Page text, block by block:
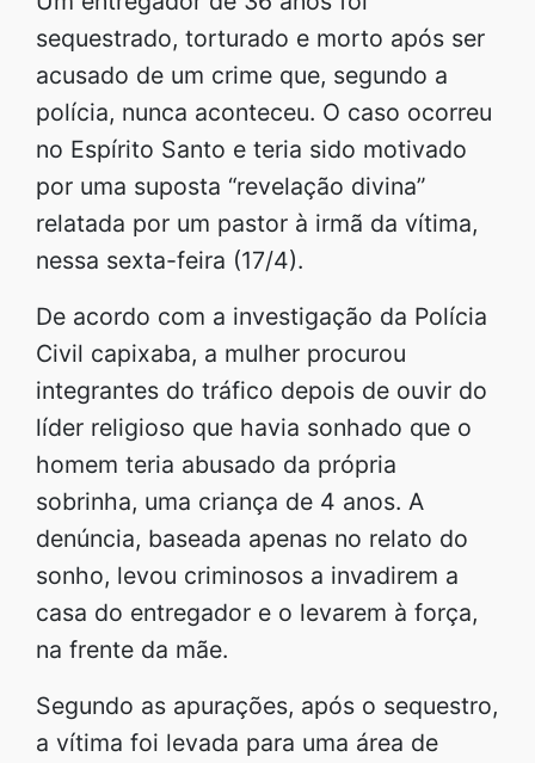
sequestrado, torturado e morto após ser
acusado de um crime que, segundo a
polícia, nunca aconteceu. O caso ocorreu
no Espírito Santo e teria sido motivado
por uma suposta “revelação divina”
relatada por um pastor à irmã da vítima,
nessa sexta-feira (17/4).
De acordo com a investigação da Polícia
Civil capixaba, a mulher procurou
integrantes do tráfico depois de ouvir do
líder religioso que havia sonhado que o
homem teria abusado da própria
sobrinha, uma criança de 4 anos. A
denúncia, baseada apenas no relato do
sonho, levou criminosos a invadirem a
casa do entregador e o levarem à força,
na frente da mãe.
Segundo as apurações, após o sequestro,
a vítima foi levada para uma área de